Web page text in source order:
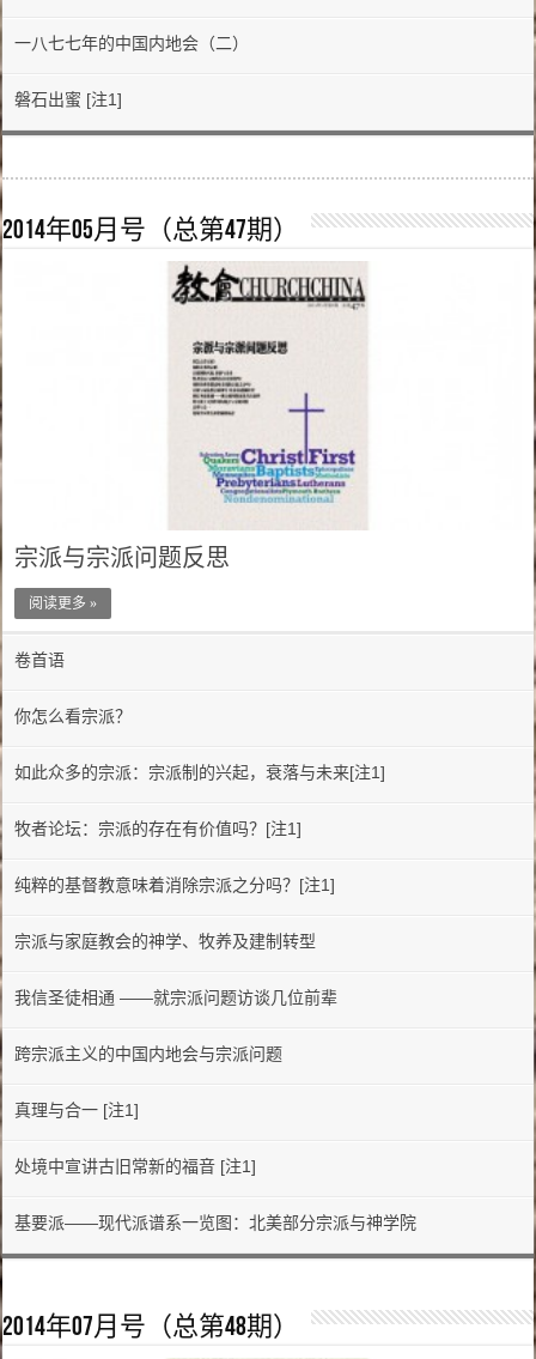
一八七七年的中国内地会（二）
磐石出蜜 [注1]
2014年05月号（总第47期）
宗派与宗派问题反思
阅读更多 »
卷首语
你怎么看宗派？
如此众多的宗派：宗派制的兴起，衰落与未来[注1]
牧者论坛：宗派的存在有价值吗？[注1]
纯粹的基督教意味着消除宗派之分吗？[注1]
宗派与家庭教会的神学、牧养及建制转型
我信圣徒相通 ——就宗派问题访谈几位前辈
跨宗派主义的中国内地会与宗派问题
真理与合一 [注1]
处境中宣讲古旧常新的福音 [注1]
基要派——现代派谱系一览图：北美部分宗派与神学院
2014年07月号（总第48期）